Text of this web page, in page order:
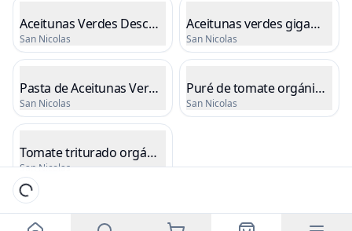
Aceitunas Verdes Descarozadas
San Nicolas
Cargando precio
Aceitunas verdes gigantes
San Nicolas
Cargando precio
Pasta de Aceitunas Verdes
San Nicolas
Cargando precio
Puré de tomate orgánico
San Nicolas
Cargando precio
Tomate triturado orgánico
San Nicolas
Cargando precio